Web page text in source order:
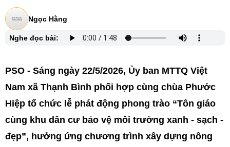
Ngọc Hằng
Nghe đọc bài:
PSO - Sáng ngày 22/5/2026, Ủy ban MTTQ Việt
Nam xã Thạnh Bình phối hợp cùng chùa Phước
Hiệp tổ chức lễ phát động phong trào “Tôn giáo
cùng khu dân cư bảo vệ môi trường xanh - sạch -
đẹp”, hưởng ứng chương trình xây dựng nông